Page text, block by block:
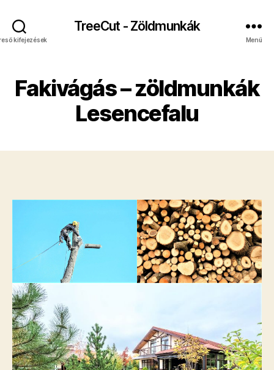
kifejezések
TreeCut - Zöldmunkák
Menü
Fakivágás – zöldmunkák
Lesencefalu